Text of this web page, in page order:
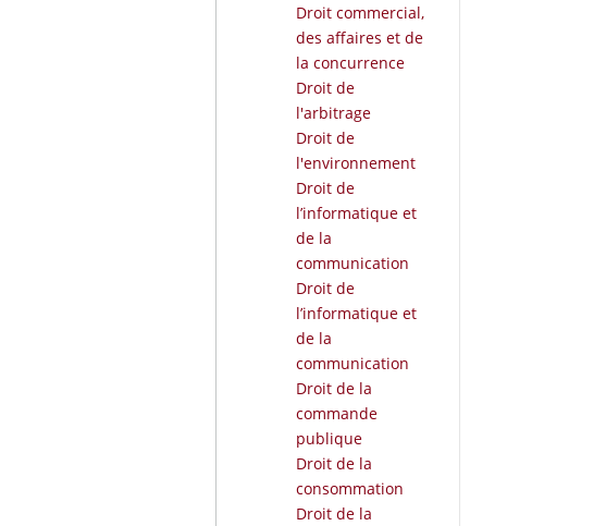
Droit commercial,
des affaires et de
la concurrence
Droit de
l'arbitrage
Droit de
l'environnement
Droit de
l’informatique et
de la
communication
Droit de
l’informatique et
de la
communication
Droit de la
commande
publique
Droit de la
consommation
Droit de la